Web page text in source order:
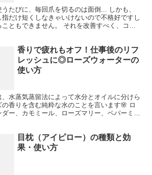
たびに、毎回爪を切るのは面倒... しかも、
だけ短くしなきゃいけないので不格好ですし
ともできません。 それを改善すべく、コン
香りで疲れもオフ！仕事後のリフ
レッシュに◎ローズウォーターの
使い方
水蒸気蒸留法によって水分とオイルに分けら
香りを含む純粋な水のことを言います🌸 ロ
ー、カモミール、ローズマリー、ペパーミン
目枕（アイピロー）の種類と効
果・使い方